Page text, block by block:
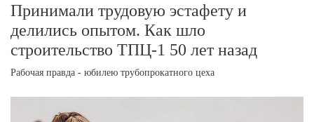
Принимали трудовую эстафету и
делились опытом. Как шло
строительство ТПЦ-1 50 лет назад
Рабочая правда - юбилею трубопрокатного цеха